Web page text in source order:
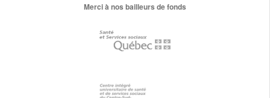
Merci à nos bailleurs de fonds